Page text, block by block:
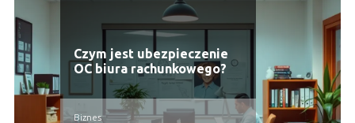
Czym jest ubezpieczenie
OC biura rachunkowego?
Biznes